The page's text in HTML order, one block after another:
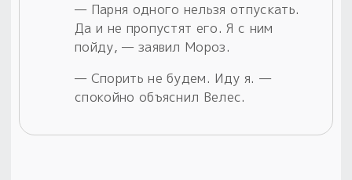
— Парня одного нельзя отпускать.
Да и не пропустят его. Я с ним
пойду, — заявил Мороз.
— Спорить не будем. Иду я. —
спокойно объяснил Велес.